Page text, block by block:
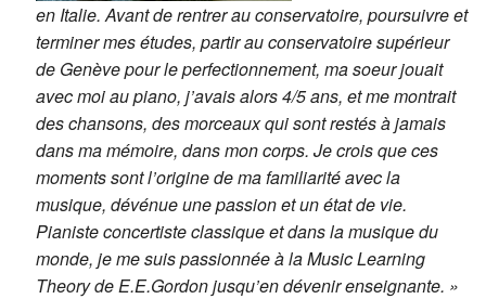
en Italie. Avant de rentrer au conservatoire, poursuivre et
terminer mes études, partir au conservatoire supérieur
de Genève pour le perfectionnement, ma soeur jouait
avec moi au piano, j’avais alors 4/5 ans, et me montrait
des chansons, des morceaux qui sont restés à jamais
dans ma mémoire, dans mon corps. Je crois que ces
moments sont l’origine de ma familiarité avec la
musique, dévénue une passion et un état de vie.
Pianiste concertiste classique et dans la musique du
monde, je me suis passionnée à la Music Learning
Theory de E.E.Gordon jusqu’en dévenir enseignante. »